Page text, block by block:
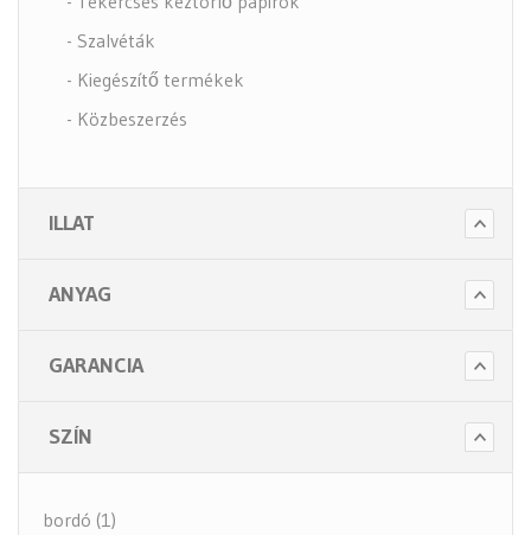
- Szalvéták
- Kiegészítő termékek
- Közbeszerzés
- Törlő és tisztító papírok
- Intim betét gyűjtők
- Toalett papírok
Kiegészítők (5 alkategória)
ILLAT
ANYAG
GARANCIA
SZÍN
bordó (1)